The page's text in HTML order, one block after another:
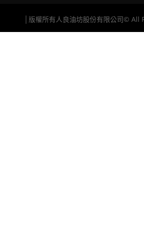
│版權所有人良油坊股份有限公司© All